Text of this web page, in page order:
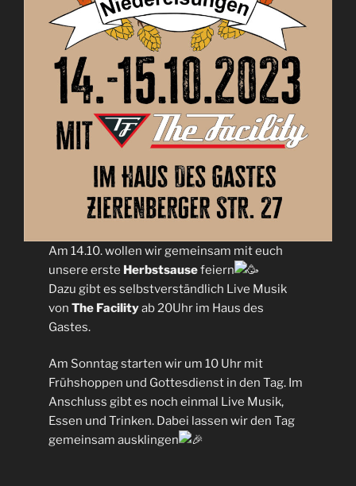
Am 14.10. wollen wir gemeinsam mit euch
unsere erste Herbstsausefeiern
Dazu gibt es selbstverständlich Live Musik
vonThe Facilityab 20Uhr im Haus des
Gastes.
Am Sonntag starten wir um 10 Uhr mit
Frühshoppen und Gottesdienst in den Tag. Im
Anschluss gibt es noch einmal Live Musik,
Essen und Trinken. Dabei lassen wir den Tag
gemeinsam ausklingen